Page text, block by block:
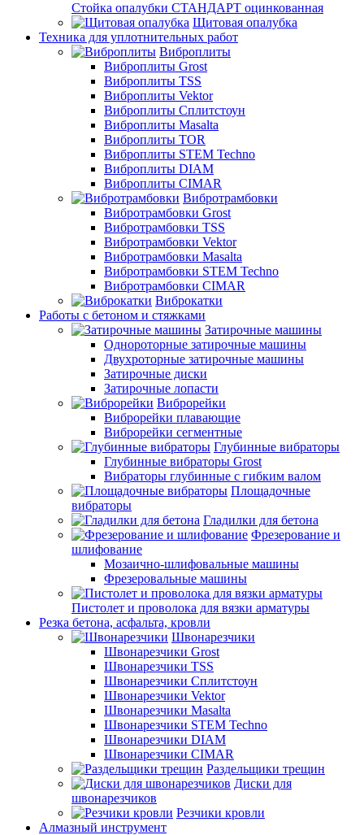
Стойка опалубки СТАНДАРТ оцинкованная
Щитовая опалубка
Техника для уплотнительных работ
Виброплиты
Виброплиты Grost
Виброплиты TSS
Виброплиты Vektor
Виброплиты Сплитстоун
Виброплиты Masalta
Виброплиты TOR
Виброплиты STEM Techno
Виброплиты DIAM
Виброплиты CIMAR
Вибротрамбовки
Вибротрамбовки Grost
Вибротрамбовки TSS
Вибротрамбовки Vektor
Вибротрамбовки Masalta
Вибротрамбовки STEM Techno
Вибротрамбовки CIMAR
Виброкатки
Работы с бетоном и стяжками
Затирочные машины
Однороторные затирочные машины
Двухроторные затирочные машины
Затирочные диски
Затирочные лопасти
Виброрейки
Виброрейки плавающие
Виброрейки сегментные
Глубинные вибраторы
Глубинные вибраторы Grost
Вибраторы глубинные с гибким валом
Площадочные
вибраторы
Гладилки для бетона
Фрезерование и
шлифование
Мозаично-шлифовальные машины
Фрезеровальные машины
Пистолет и проволока для вязки арматуры
Резка бетона, асфальта, кровли
Швонарезчики
Швонарезчики Grost
Швонарезчики TSS
Швонарезчики Сплитстоун
Швонарезчики Vektor
Швонарезчики Masalta
Швонарезчики STEM Techno
Швонарезчики DIAM
Швонарезчики CIMAR
Раздельщики трещин
Диски для
швонарезчиков
Резчики кровли
Алмазный инструмент